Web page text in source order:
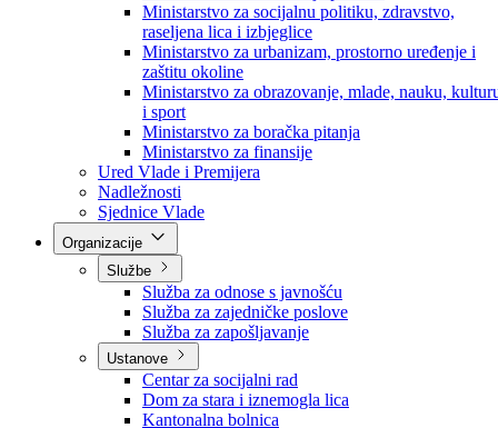
Ministarstvo za privredu
Ministarstvo za pravosuđe, upravu i radne odnose
Ministarstvo za unutrašnje poslove
Ministarstvo za socijalnu politiku, zdravstvo,
raseljena lica i izbjeglice
Ministarstvo za urbanizam, prostorno uređenje i
zaštitu okoline
Ministarstvo za obrazovanje, mlade, nauku,
i sport
Ministarstvo za boračka pitanja
Ministarstvo za finansije
Ured Vlade i Premijera
Nadležnosti
Sjednice Vlade
Službe
Služba za odnose s javnošću
Služba za zajedničke poslove
Služba za zapošljavanje
Ustanove